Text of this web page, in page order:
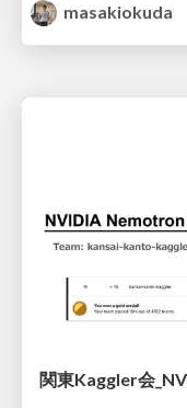
masakiokuda
関東Kaggler会